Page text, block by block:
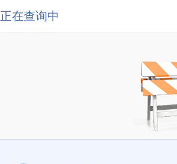
正在查询中